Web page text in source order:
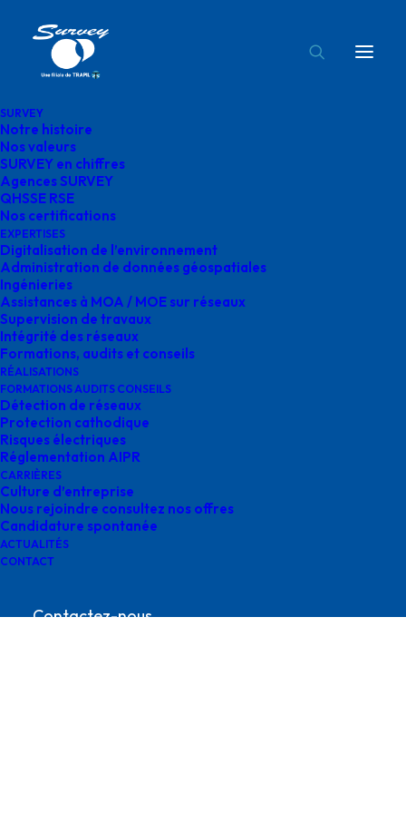
SURVEY
Notre histoire
Nos valeurs
SURVEY en chiffres
Agences SURVEY
QHSSE RSE
Nos certifications
EXPERTISES
Digitalisation de l’environnement
Administration de données géospatiales
Ingénieries
Assistances à MOA / MOE sur réseaux
Supervision de travaux
Intégrité des réseaux
Formations, audits et conseils
RÉALISATIONS
FORMATIONS AUDITS CONSEILS
Détection de réseaux
Protection cathodique
Risques électriques
Réglementation AIPR
CARRIÈRES
Culture d’entreprise
Nous rejoindre consultez nos offres
Candidature spontanée
ACTUALITÉS
CONTACT
Contactez-nous
Logo-reseda
décembre 24, 2025 | By
Logo-reseda